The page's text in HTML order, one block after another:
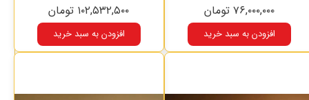
۷۶,۰۰۰,۰۰۰ تومان
افزودن به سبد خرید
۱۰۲,۵۳۲,۵۰۰ تومان
افزودن به سبد خرید